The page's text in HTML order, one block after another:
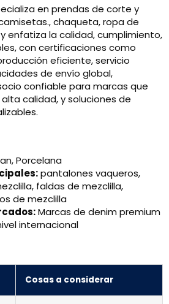
en prendas de corte y
chaqueta, ropa de
enfatiza la calidad, cumplimiento,
con certificaciones como
eficiente, servicio
de envío global,
confiable para marcas que
calidad, y soluciones de
Porcelana
pantalones vaqueros,
faldas de mezclilla,
de mezclilla
Marcas de denim premium
internacional
Cosas a considerar